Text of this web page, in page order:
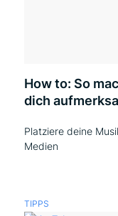
How to: So
dich
Platziere deine
Medien
TIPPS